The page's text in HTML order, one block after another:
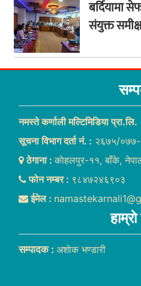
बर्दियामा
संयुक्त
नमस्ते कर्णाली मल्टिमिडिया प्रा.लि.
सूचना विभाग दर्ता नं. : २६७५/
ठेगाना :काेहलपुर-११, बाँके,
फोन नम्बर : ९८४७२४६९०३
ईमेल :
सम्पादक : अशाेक भण्डारी